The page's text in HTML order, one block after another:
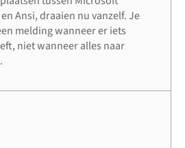
Ansi, draaien nu vanzelf. Je
melding wanneer er iets
niet wanneer alles naar